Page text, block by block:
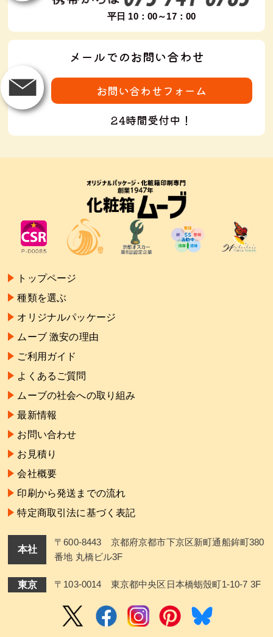
平日 10：00～17：00
メールでのお問い合わせ
お問い合わせフォーム
24時間受付中！
トップページ
種類を選ぶ
オリジナルパッケージ
ムーブ 激安の理由
ご利用ガイド
よくあるご質問
ムーブの社会への取り組み
最新情報
お問い合わせ
お見積り
会社概要
印刷から発送までの流れ
特定商取引法に基づく表記
本社
〒600-8443 京都府京都市下京区新町通船鉾町380
番地 丸橋ビル3F
東京 〒103-0014 東京都中央区日本橋蛎殼町1-10-7 3F